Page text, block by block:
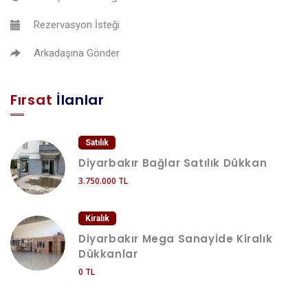
Rezervasyon İsteği
Arkadaşına Gönder
Fırsat İlanlar
Satılık
Diyarbakır Bağlar Satılık Dükkan
3.750.000 TL
Kiralık
Diyarbakır Mega Sanayide Kiralık
Dükkanlar
0 TL